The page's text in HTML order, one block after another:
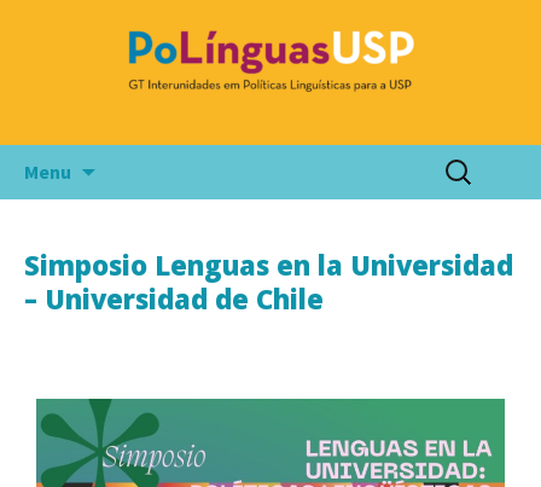
PoLínguas USP
Grupo de Trabalho Interunidades em Políticas
Linguísticas para a USP
Menu
Simposio Lenguas en la Universidad
– Universidad de Chile